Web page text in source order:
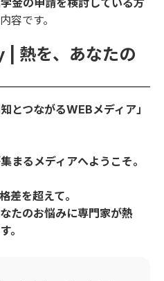
金の申請を検討している方
容です。
熱を、あなたの
とつながるWEBメディア」
まるメディアへようこそ。
差を超えて。
たのお悩みに専門家が熱
。